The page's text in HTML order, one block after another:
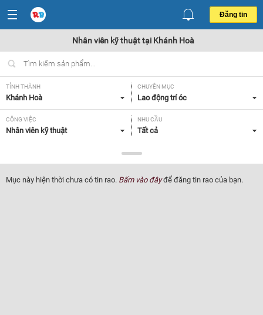
Đăng tin
Nhân viên kỹ thuật tại Khánh Hoà
TỈNH THÀNH
Khánh Hoà
CHUYÊN MỤC
Lao động trí óc
CÔNG VIỆC
Nhân viên kỹ thuật
NHU CẦU
Tất cả
Tất cả
Mục này hiện thời chưa có tin rao. Bấm vào đâyđể đăng tin rao của bạn.